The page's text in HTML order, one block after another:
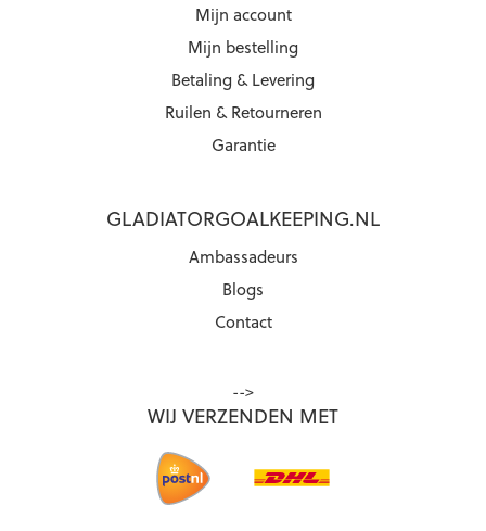
Mijn account
Mijn bestelling
Betaling & Levering
Ruilen & Retourneren
Garantie
GLADIATORGOALKEEPING.NL
Ambassadeurs
Blogs
Contact
-->
WIJ VERZENDEN MET